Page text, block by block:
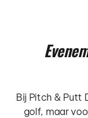
Bij Pitch & Putt
golf, maar